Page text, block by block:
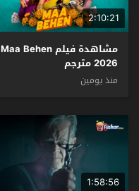
2:10:21
مشاهدة فيلم Maa Behen
2026 مترجم
منذ يومين
1:58:56